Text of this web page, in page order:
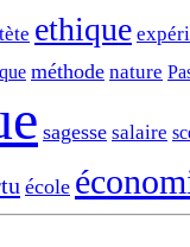
ethique
méthode nature
sagesse salaire
école